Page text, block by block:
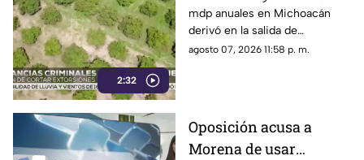
2:32
en Michoacán
mdp anuales en Michoacán
derivó en la salida de
inspectores de EE. UU.,
agosto 07, 2026 11:58 p. m.
Oposición acusa a
Morena de usar